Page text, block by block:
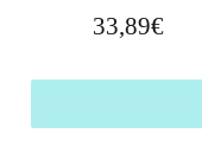
33,89€